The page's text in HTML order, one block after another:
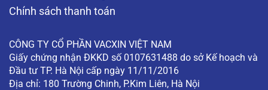
Chính sách thanh toán
CÔNG TY CỔ PHẦN VACXIN VIỆT NAM
Giấy chứng nhận ĐKKD số 0107631488 do sở Kế hoạch và
Đầu tư TP. Hà Nội cấp ngày 11/11/2016
Địa chỉ: 180 Trường Chinh, P.Kim Liên, Hà Nội